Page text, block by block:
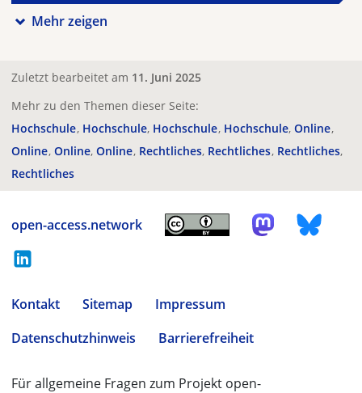
Mehr zeigen
Zuletzt bearbeitet am 11. Juni 2025
Mehr zu den Themen dieser Seite:
Hochschule Hochschule Hochschule Hochschule Online
Online Online Online Rechtliches Rechtliches Rechtliches
Rechtliches
open-access.network
Kontakt Sitemap
Impressum
Datenschutzhinweis
Barrierefreiheit
Für allgemeine Fragen zum Projekt open-